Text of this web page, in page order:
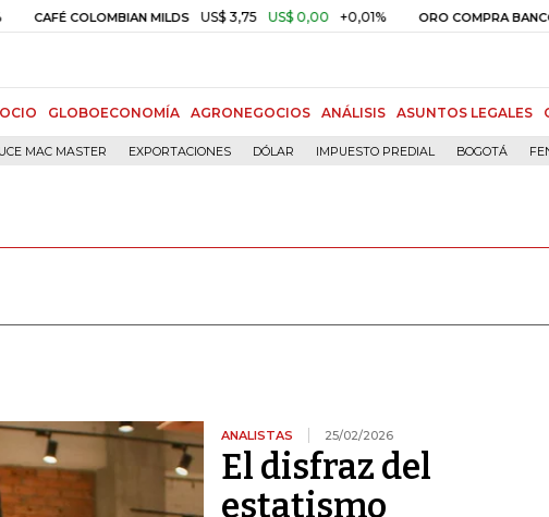
MILDS US$ 3,75 US$ 0,00 +0,01% ORO COMPRA BANCO DE LA
OCIO GLOBOECONOMÍA AGRONEGOCIOS ANÁLISIS ASUNTOS LEGALES
MAC MASTER EXPORTACIONES DÓLAR IMPUESTO PREDIAL BOGOTÁ
ANALISTAS 25/02/2026
El disfraz del
estatismo